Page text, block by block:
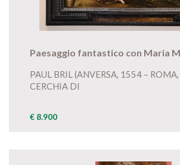
Paesaggio fantastico con Maria
PAUL BRIL (ANVERSA, 1554 –
CERCHIA DI
€ 8.900